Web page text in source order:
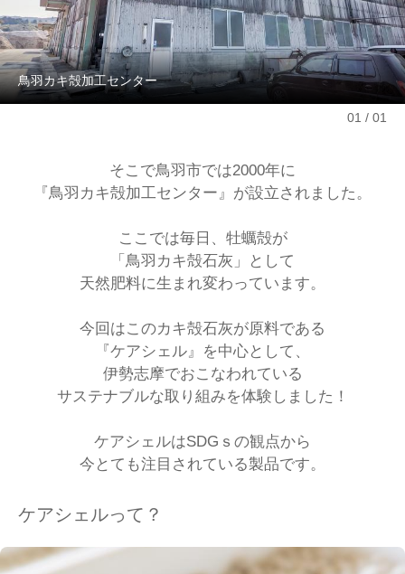
鳥羽カキ殻加工センター
01 01
そこで鳥羽市では2000年に
『鳥羽カキ殻加工センター』が設立されました。
ここでは毎日、牡蠣殻が
「鳥羽カキ殻石灰」として
天然肥料に生まれ変わっています。
今回はこのカキ殻石灰が原料である
『ケアシェル』を中心として、
伊勢志摩でおこなわれている
サステナブルな取り組みを体験しました！
ケアシェルはSDGｓの観点から
今とても注目されている製品です。
ケアシェルって？